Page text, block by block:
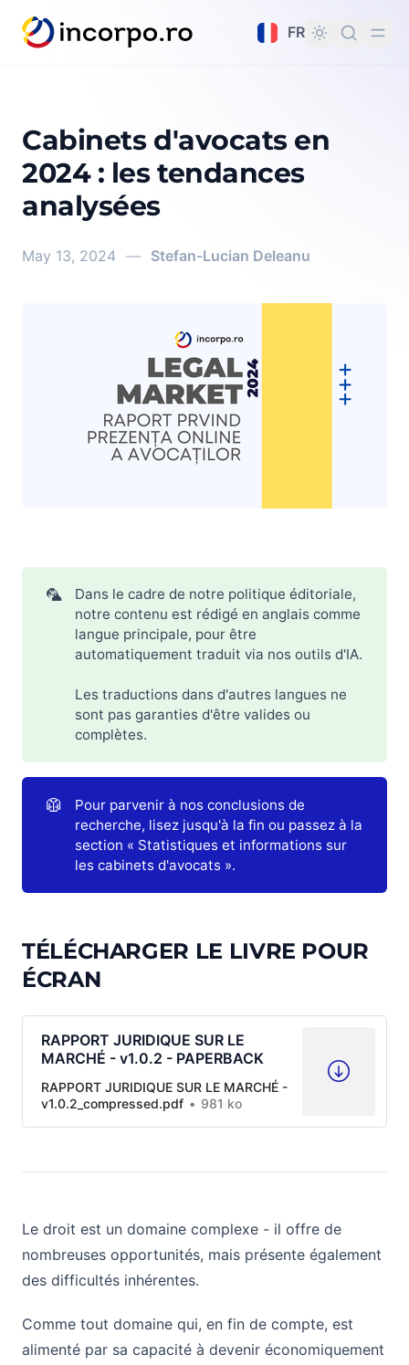
principal
FR
Cabinets d'avocats en
2024 : les tendances
analysées
May 13, 2024 — Stefan-Lucian Deleanu
🦜
Dans le cadre de notre politique éditoriale,
notre contenu est rédigé en anglais comme
langue principale, pour être
automatiquement traduit via nos outils d'IA.
Les traductions dans d'autres langues ne
sont pas garanties d'être valides ou
complètes.
🥼
Pour parvenir à nos conclusions de
recherche, lisez jusqu'à la fin ou passez à la
section « Statistiques et informations sur
les cabinets d'avocats ».
TÉLÉCHARGER LE LIVRE POUR
ÉCRAN
RAPPORT JURIDIQUE SUR LE
MARCHÉ - v1.0.2 - PAPERBACK
RAPPORT JURIDIQUE SUR LE MARCHÉ -
v1.0.2_compressed.pdf
981 ko
Le droit est un domaine complexe - il offre de
nombreuses opportunités, mais présente également
des difficultés inhérentes.
Comme tout domaine qui, en fin de compte, est
alimenté par sa capacité à devenir économiquement